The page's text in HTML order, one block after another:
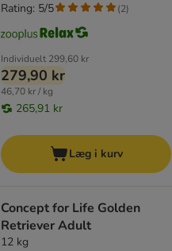
Individuelt 299,60 kr
279,90 kr
46,70 kr / kg
265,91 kr
Rating: 5/5 (2)
Læg i kurv
Concept for Life Golden
Retriever Adult
12 kg